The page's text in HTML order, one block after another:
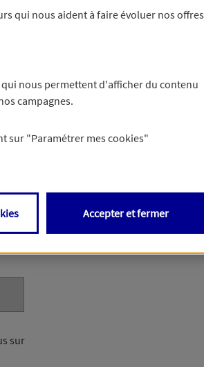
de préciser votre besoin et vous
sur
qui nous aident à faire évoluer nos offres
nous permettent d'afficher du contenu
campagnes.
sur "Paramétrer mes cookies"
Accepter et fermer